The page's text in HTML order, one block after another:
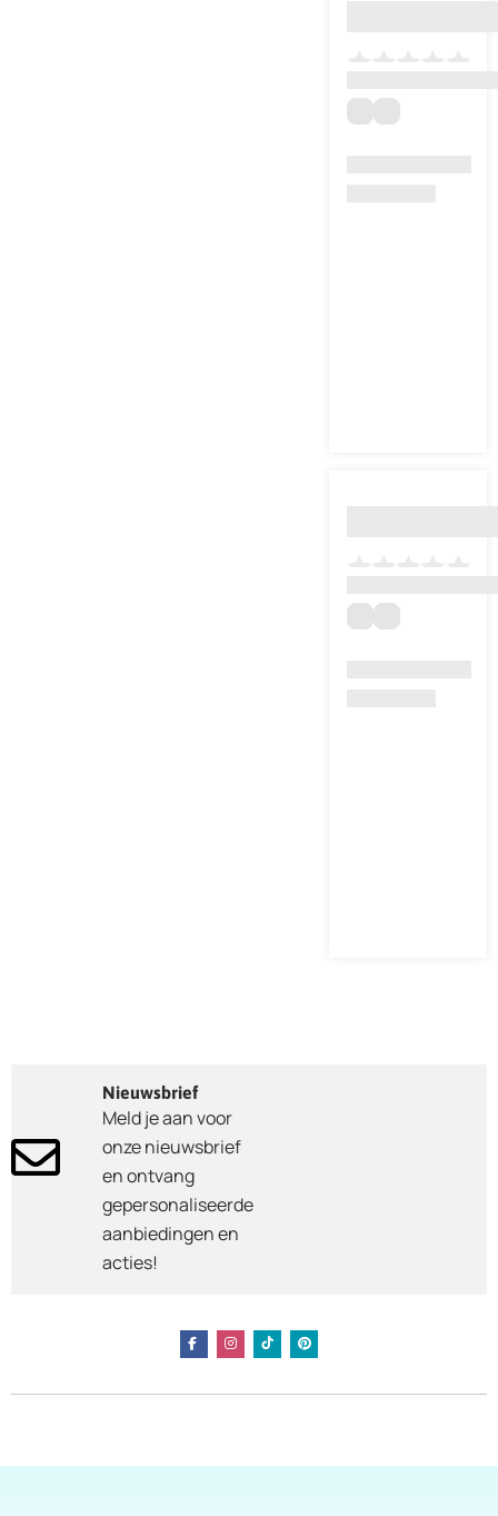
Nieuwsbrief
Meld je aan voor
onze nieuwsbrief
en ontvang
gepersonaliseerde
aanbiedingen en
acties!